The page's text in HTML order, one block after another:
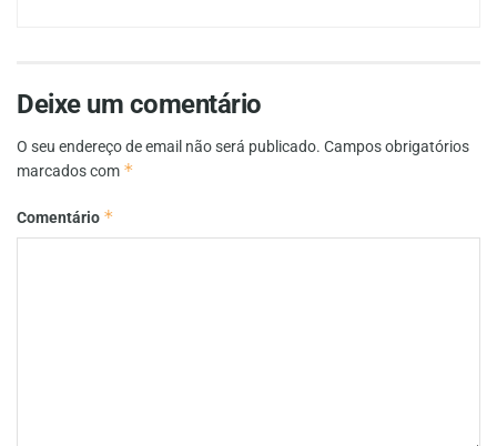
Deixe um comentário
O seu endereço de email não será publicado. Campos obrigatórios
marcados com *
Comentário *